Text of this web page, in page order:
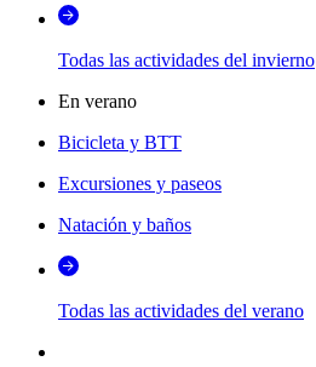
Todas las actividades del invierno
En verano
Bicicleta y BTT
Excursiones y paseos
Natación y baños
Todas las actividades del verano